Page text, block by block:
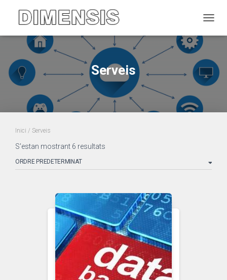
Serveis
Inici / Serveis
S'estan mostrant 6 resultats